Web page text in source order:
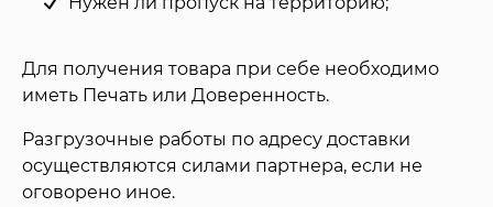
Для получения товара при себе необходимо
иметь Печать или Доверенность.
Разгрузочные работы по адресу доставки
осуществляются силами партнера, если не
оговорено иное.